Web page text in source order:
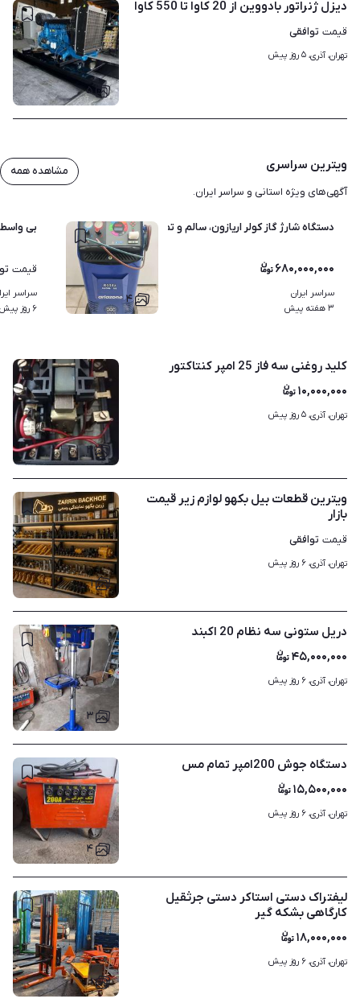
۵
دیزل ژنراتور بادووین از 20 کاوا تا 550 کاوا
قیمت توافقی
تهران، آذری، ۵ روز پیش
ویترین سراسری
آگهی‌های ویژه استانی و سراسر ایران.
مشاهده همه
۴
دستگاه شارژ گاز کولر اریازون، سالم و تمیز
۶۸۰,۰۰۰,۰۰۰
سراسر ایران
۳ هفته پیش
بی
قیمت
سراسر
۶ روز پیش
۳
کلید روغنی سه فاز 25 امپر کنتاکتور
۱۰,۰۰۰,۰۰۰
تهران، آذری، ۵ روز پیش
۱
ویترین قطعات بیل بکهو لوازم زیر قیمت
بازار
قیمت توافقی
تهران، آذری، ۶ روز پیش
۳
دریل ستونی سه نظام 20 اکبند
۴۵,۰۰۰,۰۰۰
تهران، آذری، ۶ روز پیش
۴
دستگاه جوش 200امپر تمام مس
۱۵,۵۰۰,۰۰۰
تهران، آذری، ۶ روز پیش
۱
لیفتراک دستی استاکر دستی جرثقیل
کارگاهی بشکه گیر
۱۸,۰۰۰,۰۰۰
تهران، آذری، ۶ روز پیش